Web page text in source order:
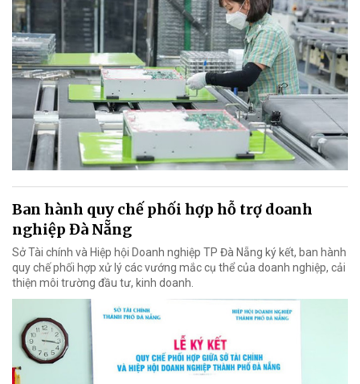
Ban hành quy chế phối hợp hỗ trợ doanh
nghiệp Đà Nẵng
Sở Tài chính và Hiệp hội Doanh nghiệp TP Đà Nẵng ký kết, ban hành
quy chế phối hợp xử lý các vướng mắc cụ thể của doanh nghiệp, cải
thiện môi trường đầu tư, kinh doanh.